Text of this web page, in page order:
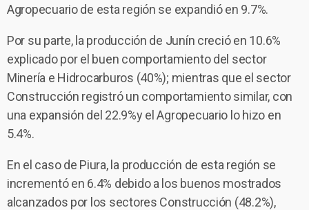
Agropecuario de esta región se expandió en 9.7%.
Por su parte, la producción de Junín creció en 10.6%
explicado por el buen comportamiento del sector
Minería e Hidrocarburos (40%); mientras que el sector
Construcción registró un comportamiento similar, con
una expansión del 22.9%y el Agropecuario lo hizo en
5.4%.
En el caso de Piura, la producción de esta región se
incrementó en 6.4% debido a los buenos mostrados
alcanzados por los sectores Construcción (48.2%),